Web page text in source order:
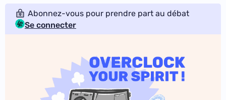
Abonnez-vous pour prendre part au débat
Se connecter